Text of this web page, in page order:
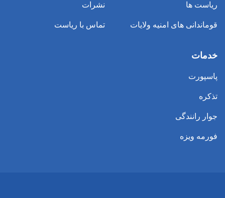
ریاست ها
قوماندانی های امنیه ولایات
نشرات
تماس با ریاست
خدمات
پاسپورت
تذکره
جوار رانندگی
فورمه ویزه